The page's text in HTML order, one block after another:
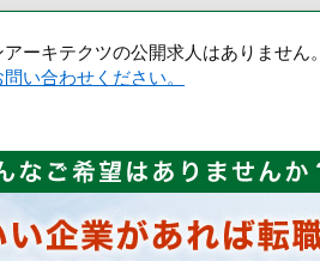
ーキテクツの公開求人はありません。
問い合わせください。